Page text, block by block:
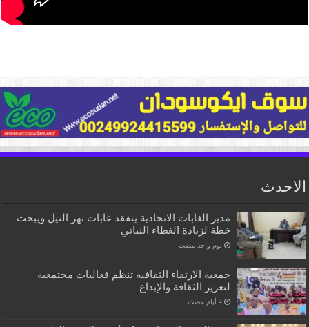
الاحدث
مدير الغابات الاتحادية يتفقد غابات نهر النيل ويبحث
خطة لزيادة الغطاء النباتي
‏يوم واحد مضت
جمعية الارتقاء الثقافية تنظم فعاليات مجتمعية
لتعزيز الثقافة والإبداع
‏4 أيام مضت